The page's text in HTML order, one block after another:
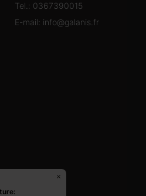
Tel.: 0367390015
E-mail: info@galanis.fr